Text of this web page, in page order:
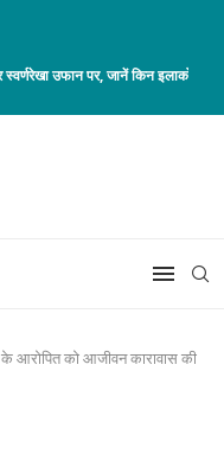
उफान पर, जानें किन इलाकों में
आरोपित को आजीवन कारावास की